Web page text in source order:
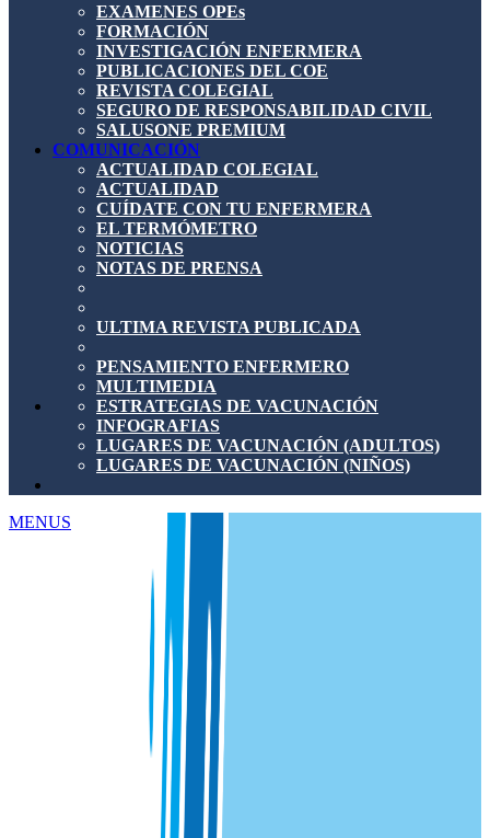
EXAMENES OPEs
FORMACIÓN
INVESTIGACIÓN ENFERMERA
PUBLICACIONES DEL COE
REVISTA COLEGIAL
SEGURO DE RESPONSABILIDAD CIVIL
SALUSONE PREMIUM
COMUNICACIÓN
ACTUALIDAD COLEGIAL
ACTUALIDAD
CUÍDATE CON TU ENFERMERA
EL TERMÓMETRO
NOTICIAS
NOTAS DE PRENSA
ULTIMA REVISTA PUBLICADA
PENSAMIENTO ENFERMERO
MULTIMEDIA
ESTRATEGIAS DE VACUNACIÓN
INFOGRAFIAS
LUGARES DE VACUNACIÓN (ADULTOS)
LUGARES DE VACUNACIÓN (NIÑOS)
MENUS